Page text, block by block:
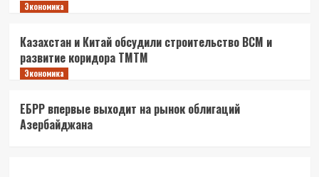
Экономика
Казахстан и Китай обсудили строительство ВСМ и
развитие коридора ТМТМ
Экономика
ЕБРР впервые выходит на рынок облигаций
Азербайджана